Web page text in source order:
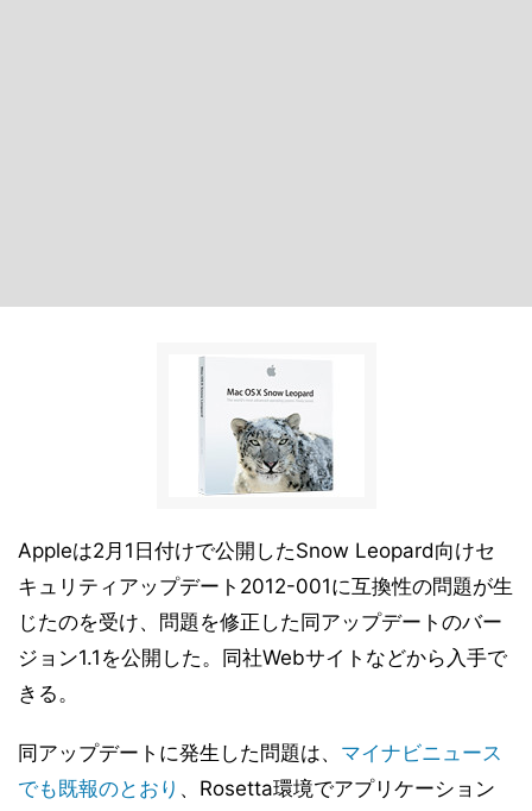
Appleは2月1日付けで公開したSnow Leopard向けセ
キュリティアップデート2012-001に互換性の問題が生
じたのを受け、問題を修正した同アップデートのバー
ジョン1.1を公開した。同社Webサイトなどから入手で
きる。
同アップデートに発生した問題は、 マイナビニュース
でも既報のとおり 、Rosetta環境でアプリケーション